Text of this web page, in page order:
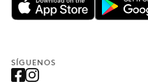
SÍGUENOS